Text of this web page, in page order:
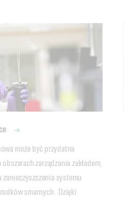
może być przydatna
zarządzania zakładem,
systemu
smarnych.  Dzięki